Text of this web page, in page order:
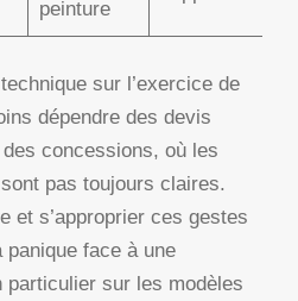
peinture
sur l’exercice de
dépendre des devis
concessions, où les
pas toujours claires.
et s’approprier ces gestes
face à une
particulier sur les modèles